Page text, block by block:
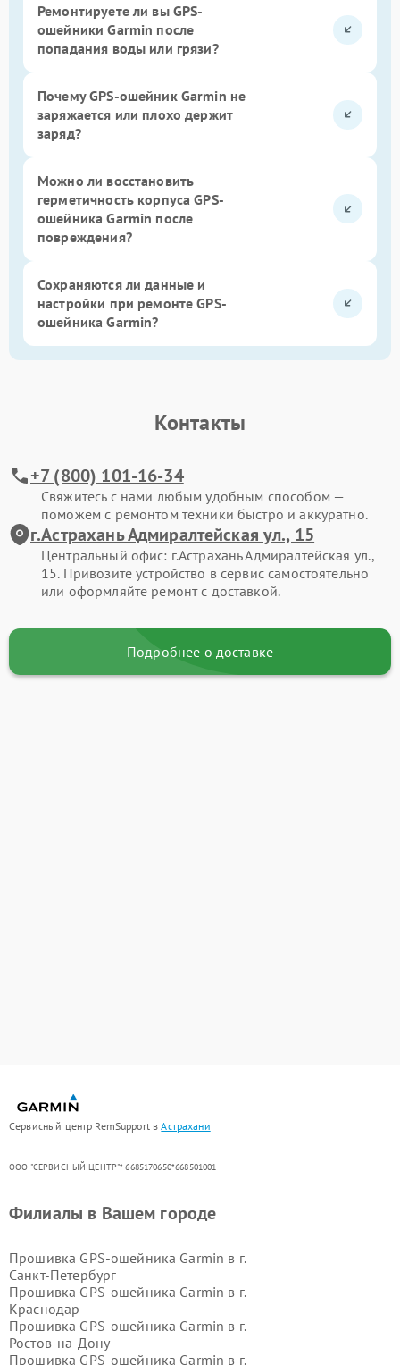
Ремонтируете ли вы GPS-
ошейники Garmin после
попадания воды или грязи?
Почему GPS-ошейник Garmin не
заряжается или плохо держит
заряд?
Можно ли восстановить
герметичность корпуса GPS-
ошейника Garmin после
повреждения?
Сохраняются ли данные и
настройки при ремонте GPS-
ошейника Garmin?
Контакты
+7 (800) 101-16-34
Свяжитесь с нами любым удобным способом —
поможем с ремонтом техники быстро и аккуратно.
г.Астрахань Адмиралтейская ул., 15
Центральный офис: г.Астрахань Адмиралтейская ул.,
15. Привозите устройство в сервис самостоятельно
или оформляйте ремонт с доставкой.
Подробнее о доставке
Сервисный центр RemSupport вАстрахани
ООО "СЕРВИСНЫЙ ЦЕНТР"* 6685170650*668501001
Филиалы в Вашем городе
Прошивка GPS-ошейника Garmin в г.
Санкт-Петербург
Прошивка GPS-ошейника Garmin в г.
Краснодар
Прошивка GPS-ошейника Garmin в г.
Ростов-на-Дону
Прошивка GPS-ошейника Garmin в г.